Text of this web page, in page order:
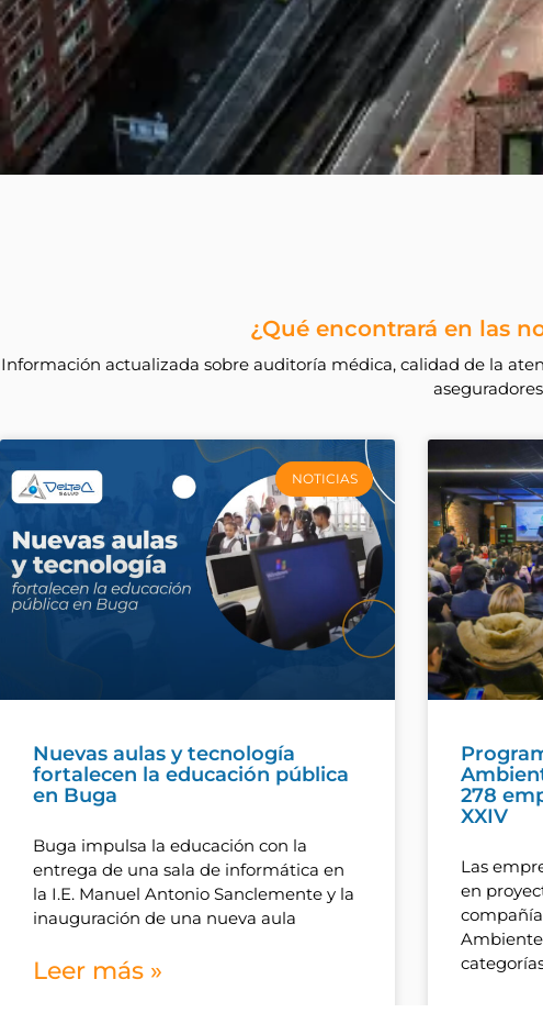
¿Qué encontrará en las
Información actualizada sobre auditoría médica, calidad de la
NOTICIAS
Nuevas aulas y tecnología
fortalecen la educación pública
en Buga
Buga impulsa la educación con la
entrega de una sala de informática en
la I.E. Manuel Antonio Sanclemente y la
inauguración de una nueva aula
Leer más »
278
XXIV
Las
en